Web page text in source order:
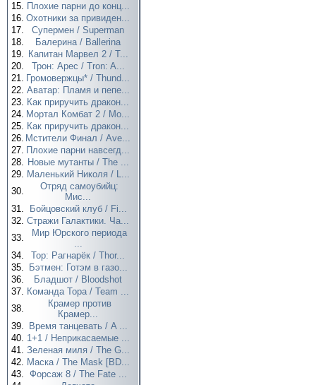
15. Плохие парни до конц...
16. Охотники за привиден...
17.
Супермен / Superman
18.
Балерина / Ballerina
19. Капитан Марвел 2 / T...
20.
Трон: Арес / Tron: A...
21. Громовержцы* / Thund...
22. Аватар: Пламя и пепе...
23. Как приручить дракон...
24. Мортал Комбат 2 / Mo...
25. Как приручить дракон...
26. Мстители Финал / Ave...
27. Плохие парни навсегд...
28. Новые мутанты / The ...
29. Маленький Николя / L...
30.
Отряд самоубийц:
Мис...
31.
Бойцовский клуб / Fi...
32. Стражи Галактики. Ча...
33.
Мир Юрского периода
...
34.
Тор: Рагнарёк / Thor...
35.
Бэтмен: Готэм в газо...
36.
Бладшот / Bloodshot
37. Команда Тора / Team ...
38.
Крамер против
Крамер...
39.
Время танцевать / A ...
40. 1+1 / Неприкасаемые ...
41. Зеленая миля / The G...
42. Маска / The Mask [BD...
43. Форсаж 8 / The Fate ...